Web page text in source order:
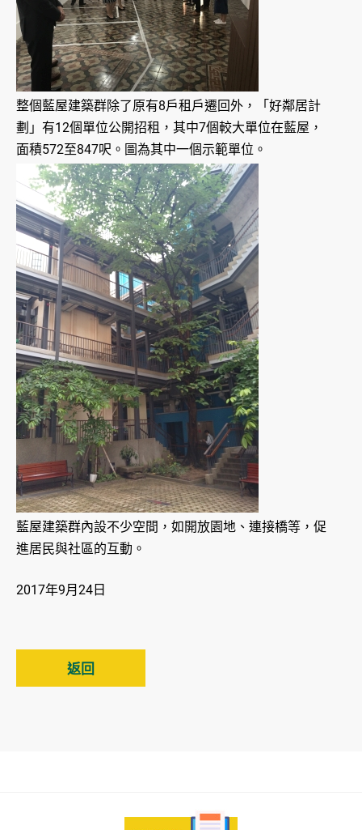
整個藍屋建築群除了原有8戶租戶遷回外，「好鄰居計
劃」有12個單位公開招租，其中7個較大單位在藍屋，
面積572至847呎。圖為其中一個示範單位。
藍屋建築群內設不少空間，如開放園地、連接橋等，促
進居民與社區的互動。
2017年9月24日
返回